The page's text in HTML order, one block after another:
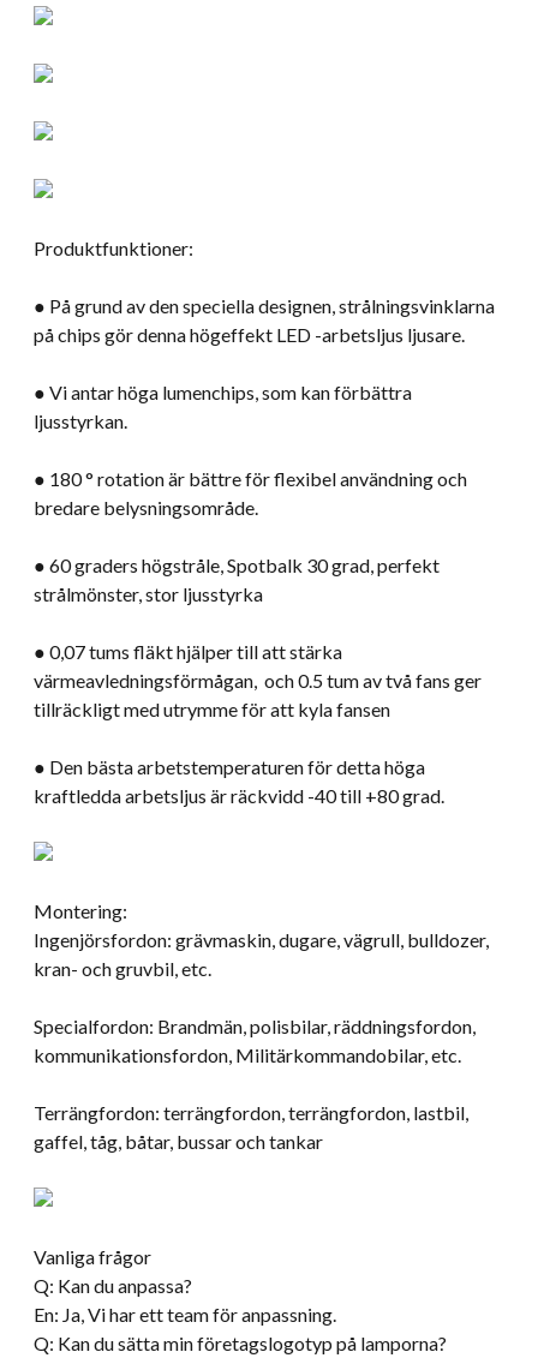
Produktfunktioner:
● På grund av den speciella designen, strålningsvinklarna
på chips gör denna högeffekt LED -arbetsljus ljusare.
● Vi antar höga lumenchips, som kan förbättra
ljusstyrkan.
● 180 ° rotation är bättre för flexibel användning och
bredare belysningsområde.
● 60 graders högstråle, Spotbalk 30 grad, perfekt
strålmönster, stor ljusstyrka
● 0,07 tums fläkt hjälper till att stärka
värmeavledningsförmågan, och 0.5 tum av två fans ger
tillräckligt med utrymme för att kyla fansen
● Den bästa arbetstemperaturen för detta höga
kraftledda arbetsljus är räckvidd -40 till +80 grad.
Montering:
Ingenjörsfordon: grävmaskin, dugare, vägrull, bulldozer,
kran- och gruvbil, etc.
Specialfordon: Brandmän, polisbilar, räddningsfordon,
kommunikationsfordon, Militärkommandobilar, etc.
Terrängfordon: terrängfordon, terrängfordon, lastbil,
gaffel, tåg, båtar, bussar och tankar
Vanliga frågor
Q: Kan du anpassa?
En: Ja, Vi har ett team för anpassning.
Q: Kan du sätta min företagslogotyp på lamporna?